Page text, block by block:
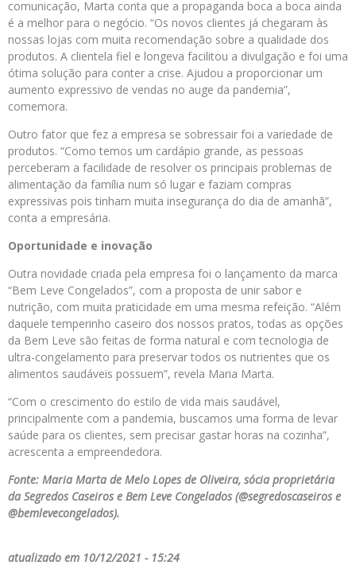
comunicação, Marta conta que a propaganda boca a boca ainda
é a melhor para o negócio. “Os novos clientes já chegaram às
nossas lojas com muita recomendação sobre a qualidade dos
produtos. A clientela fiel e longeva facilitou a divulgação e foi uma
ótima solução para conter a crise. Ajudou a proporcionar um
aumento expressivo de vendas no auge da pandemia”,
comemora.
Outro fator que fez a empresa se sobressair foi a variedade de
produtos. “Como temos um cardápio grande, as pessoas
perceberam a facilidade de resolver os principais problemas de
alimentação da família num só lugar e faziam compras
expressivas pois tinham muita insegurança do dia de amanhã”,
conta a empresária.
Oportunidade e inovação
Outra novidade criada pela empresa foi o lançamento da marca
“Bem Leve Congelados”, com a proposta de unir sabor e
nutrição, com muita praticidade em uma mesma refeição. “Além
daquele temperinho caseiro dos nossos pratos, todas as opções
da Bem Leve são feitas de forma natural e com tecnologia de
ultra-congelamento para preservar todos os nutrientes que os
alimentos saudáveis possuem”, revela Maria Marta.
“Com o crescimento do estilo de vida mais saudável,
principalmente com a pandemia, buscamos uma forma de levar
saúde para os clientes, sem precisar gastar horas na cozinha”,
acrescenta a empreendedora.
Fonte: Maria Marta de Melo Lopes de Oliveira, sócia proprietária
da Segredos Caseiros e Bem Leve Congelados (@segredoscaseiros e
@bemlevecongelados).
atualizado em 10/12/2021 - 15:24